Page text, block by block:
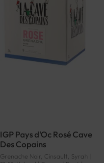
IGP Pays d'Oc Rosé Cave
Des Copains
Grenache Noir, Cinsault, Syrah |